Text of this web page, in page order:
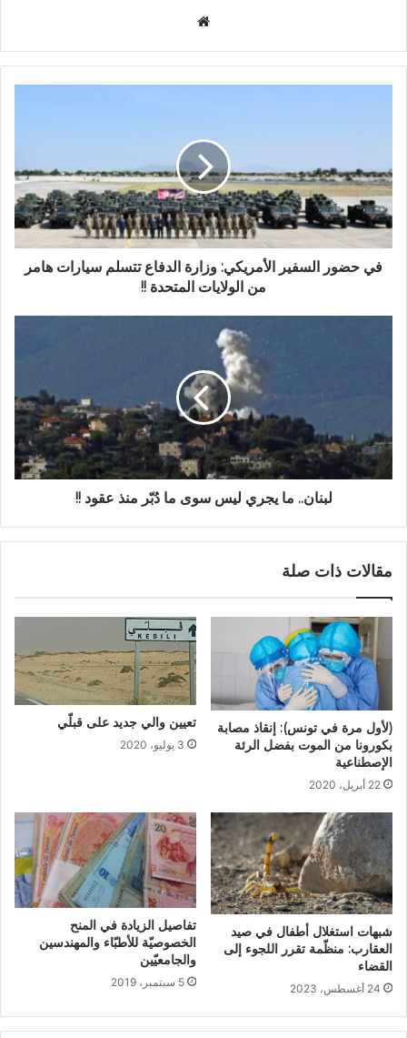
في حضور السفير الأمريكي: وزارة الدفاع تتسلم سيارات هامر
من الولايات المتحدة !!
لبنان.. ما يجري ليس سوى ما دُبّر منذ عقود !!
مقالات ذات صلة
(لأول مرة في تونس): إنقاذ مصابة
بكورونا من الموت بفضل الرئة
الإصطناعية
22 أبريل، 2020
تعيين والي جديد على قبلّي
3 يوليو، 2020
شبهات استغلال أطفال في صيد
العقارب: منظّمة تقرر اللجوء إلى
القضاء
24 أغسطس، 2023
تفاصيل الزيادة في المنح
الخصوصيّة للأطبّاء والمهندسين
والجامعيّين
5 سبتمبر، 2019